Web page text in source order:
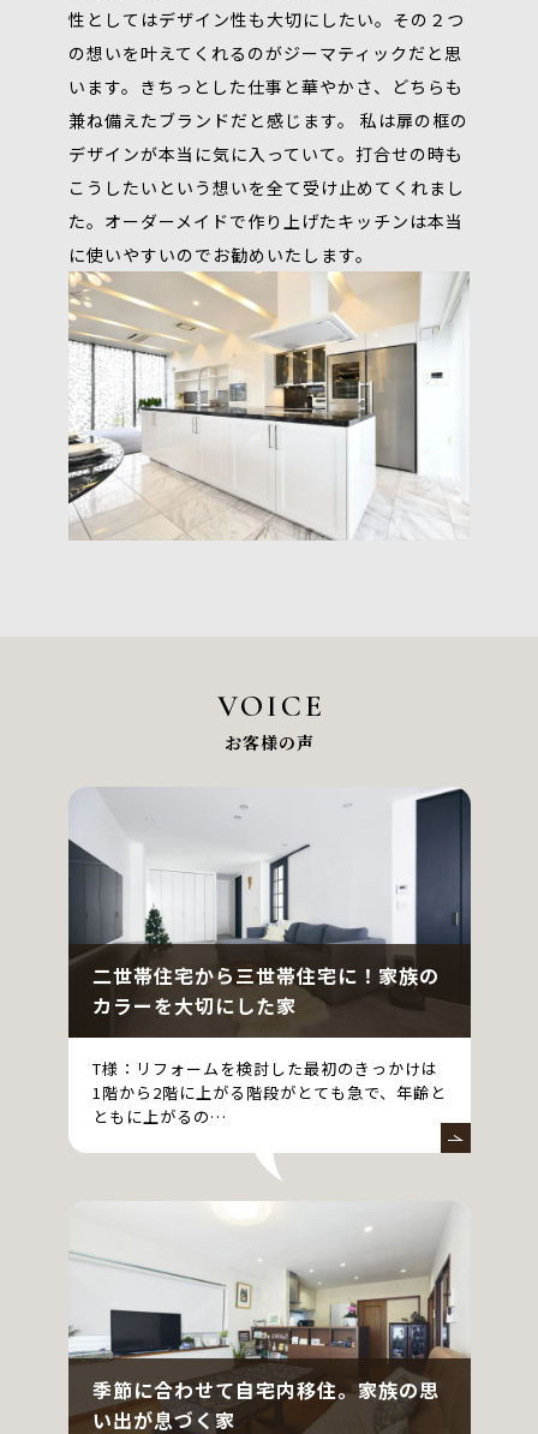
性としてはデザイン性も大切にしたい。その２つ
の想いを叶えてくれるのがジーマティックだと思
います。きちっとした仕事と華やかさ、どちらも
兼ね備えたブランドだと感じます。 私は扉の框の
デザインが本当に気に入っていて。打合せの時も
こうしたいという想いを全て受け止めてくれまし
た。オーダーメイドで作り上げたキッチンは本当
に使いやすいのでお勧めいたします。
VOICE
お客様の声
二世帯住宅から三世帯住宅に！家族の
カラーを大切にした家
T様：リフォームを検討した最初のきっかけは
1階から2階に上がる階段がとても急で、年齢と
ともに上がるの…
季節に合わせて自宅内移住。家族の思
い出が息づく家